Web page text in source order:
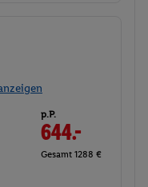
p.P.
644.-
Gesamt 1288 €